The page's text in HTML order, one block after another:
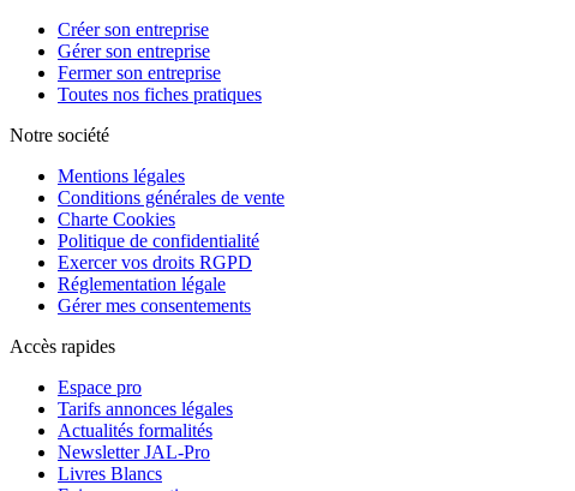
Créer son entreprise
Gérer son entreprise
Fermer son entreprise
Toutes nos fiches pratiques
Notre société
Mentions légales
Conditions générales de vente
Charte Cookies
Politique de confidentialité
Exercer vos droits RGPD
Réglementation légale
Gérer mes consentements
Accès rapides
Espace pro
Tarifs annonces légales
Actualités formalités
Newsletter JAL-Pro
Livres Blancs